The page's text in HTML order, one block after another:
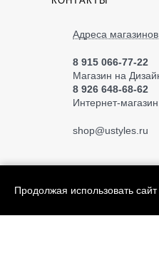
Адреса магазинов
8 915 066-77-22
Магазин на
8 926 648-68-62
Интернет-
shop@ustyles.ru
© 2004—2026
Продолжая использовать сайт